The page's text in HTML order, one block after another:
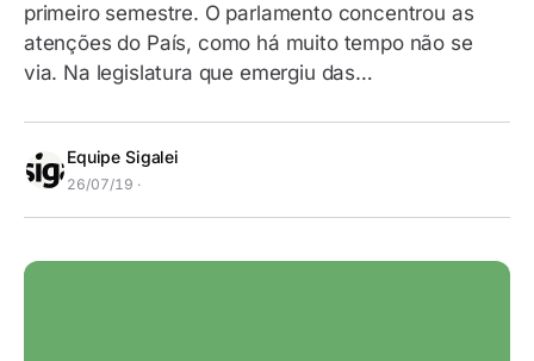
primeiro semestre. O parlamento concentrou as
atenções do País, como há muito tempo não se
via. Na legislatura que emergiu das…
Equipe Sigalei
26/07/19 ·